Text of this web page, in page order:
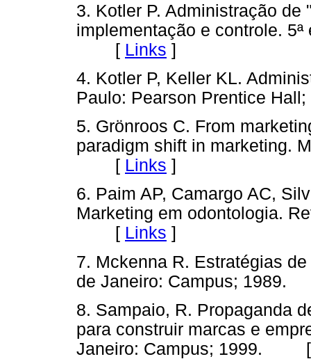
3. Kotler P. Administração
implementação e controle.
[ Links ]
4. Kotler P, Keller KL.
Paulo: Pearson Prentice
5. Grönroos C. From
paradigm shift in marketing.
[ Links ]
6. Paim AP, Camargo AC,
Marketing em odontologia.
[ Links ]
7. Mckenna R. Estratégias
de Janeiro: Campus;
8. Sampaio, R. Propaganda
para construir marcas e
Janeiro: Campus; 1999.